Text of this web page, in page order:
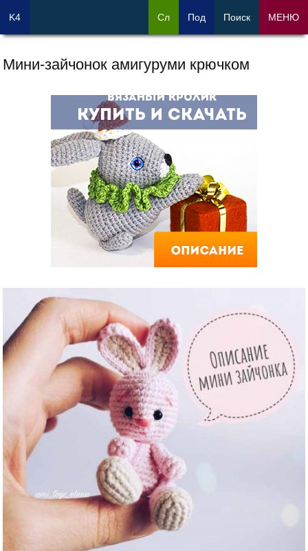
Мини-зайчонок амигуруми крючком
K4 Сл Под Поиск МЕНЮ